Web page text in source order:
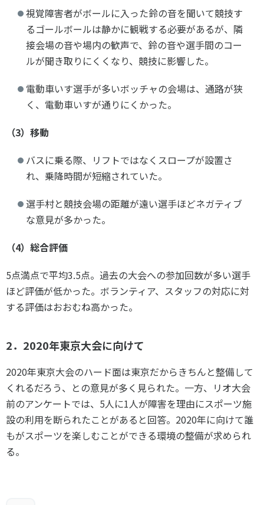
視覚障害者がボールに入った鈴の音を聞いて競技す
るゴールボールは静かに観戦する必要があるが、隣
接会場の音や場内の歓声で、鈴の音や選手間のコー
ルが聞き取りにくくなり、競技に影響した。
電動車いす選手が多いボッチャの会場は、通路が狭
く、電動車いすが通りにくかった。
（3）移動
バスに乗る際、リフトではなくスロープが設置さ
れ、乗降時間が短縮されていた。
選手村と競技会場の距離が遠い選手ほどネガティブ
な意見が多かった。
（4）総合評価
5点満点で平均3.5点。過去の大会への参加回数が多い選手
ほど評価が低かった。ボランティア、スタッフの対応に対
する評価はおおむね高かった。
2．2020年東京大会に向けて
2020年東京大会のハード面は東京だからきちんと整備して
くれるだろう、との意見が多く見られた。一方、リオ大会
前のアンケートでは、5人に1人が障害を理由にスポーツ施
設の利用を断られたことがあると回答。2020年に向けて誰
もがスポーツを楽しむことができる環境の整備が求められ
る。